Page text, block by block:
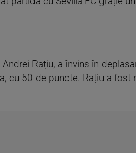
Rațiu, a învins în
cu 50 de puncte. Rațiu a fost